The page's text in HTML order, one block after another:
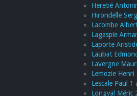
Heretié
Hirondelle
Lacombe
Lagaspie
Laporte
Laubat
Lavergne
Lemozie Henri
Lescale Paul 1
Longval Méric